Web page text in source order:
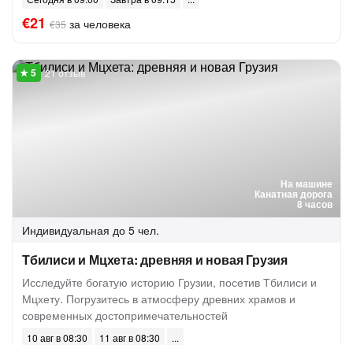
€21 €35 за человека
На машине
Канатная дорога
8 часов
21 отзыв
Индивидуальная до 5 чел.
Тбилиси и Мцхета: древняя и новая Грузия
Исследуйте богатую историю Грузии, посетив Тбилиси и
Мцхету. Погрузитесь в атмосферу древних храмов и
современных достопримечательностей
10 авг в 08:30
11 авг в 08:30